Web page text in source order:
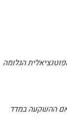
הגלומה
ההשקעה במדד